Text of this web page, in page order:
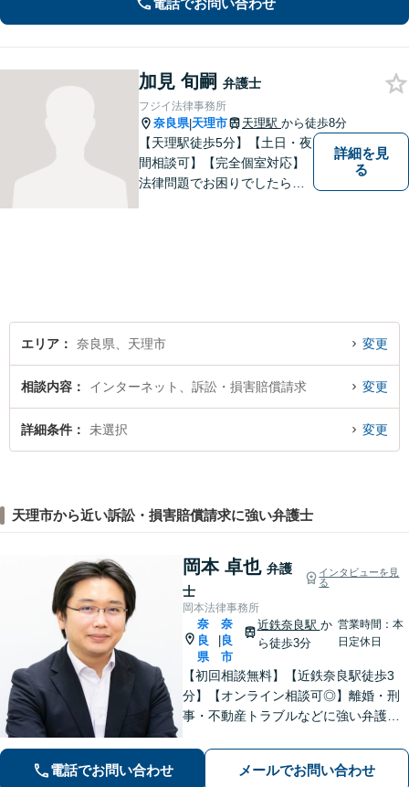
法書士・不動産鑑定士など」相続に関
わる問題を総合的に解決へ導きます
加見 旬嗣 弁護士
フジイ法律事務所
奈良県|天理市 天理駅 から徒歩8分
【天理駅徒歩5分】【土日・夜
間相談可】【完全個室対応】
法律問題でお困りでしたらお
詳細を見
る
エリア 奈良県、天理市 変更
相談内容 インターネット、訴訟・損害賠償請求 変更
詳細条件 未選択 変更
天理市から近い訴訟・損害賠償請求に強い弁護士
岡本 卓也 弁護
士
インタビューを見
る
岡本法律事務所
奈
良
県
奈
良
市
近鉄奈良駅 か
ら徒歩3分
営業時間：本
日定休日
【初回相談無料】【近鉄奈良駅徒歩3
分】【オンライン相談可◎】離婚・刑
事・不動産トラブルなどに強い弁護士
対応しています。お一人で悩まれず、
まずはお気軽に電話いただけたらと思
電話でお問い合わせ メールでお問い合わせ